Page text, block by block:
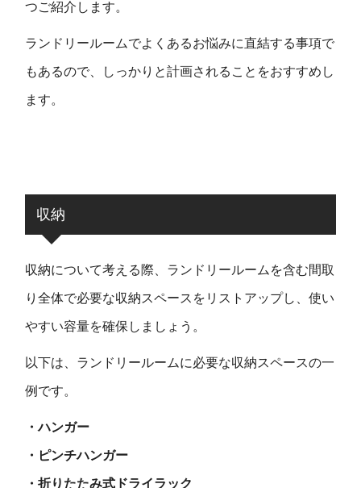
つご紹介します。
ランドリールームでよくあるお悩みに直結する事項で
もあるので、しっかりと計画されることをおすすめし
ます。
収納
収納について考える際、ランドリールームを含む間取
り全体で必要な収納スペースをリストアップし、使い
やすい容量を確保しましょう。
以下は、ランドリールームに必要な収納スペースの一
例です。
・ハンガー
・ピンチハンガー
・折りたたみ式ドライラック